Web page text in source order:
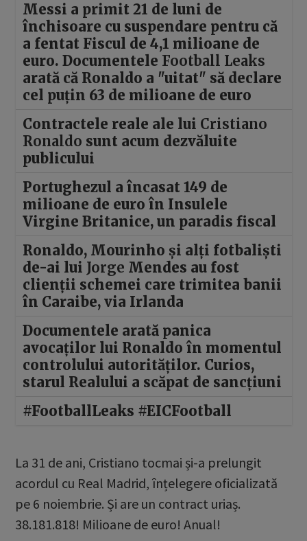
Messi a primit 21 de luni de
închisoare cu suspendare pentru că
a fentat Fiscul de 4,1 milioane de
euro. Documentele Football Leaks
arată că Ronaldo a "uitat" să declare
cel puțin 63 de milioane de euro
Contractele reale ale lui Cristiano
Ronaldo sunt acum dezvăluite
publicului
Portughezul a încasat 149 de
milioane de euro în Insulele
Virgine Britanice, un paradis fiscal
Ronaldo, Mourinho și alți fotbaliști
de-ai lui Jorge Mendes au fost
clienții schemei care trimitea banii
în Caraibe, via Irlanda
Documentele arată panica
avocaților lui Ronaldo în momentul
controlului autorităților. Curios,
starul Realului a scăpat de sancțiuni
#FootballLeaks #EICFootball
La 31 de ani, Cristiano tocmai și-a prelungit
acordul cu Real Madrid, înțelegere oficializată
pe 6 noiembrie. Și are un contract uriaș.
38.181.818! Milioane de euro! Anual!